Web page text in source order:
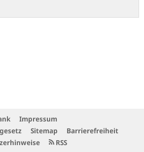
Impressum
Sitemap
Barrierefreiheit
RSS